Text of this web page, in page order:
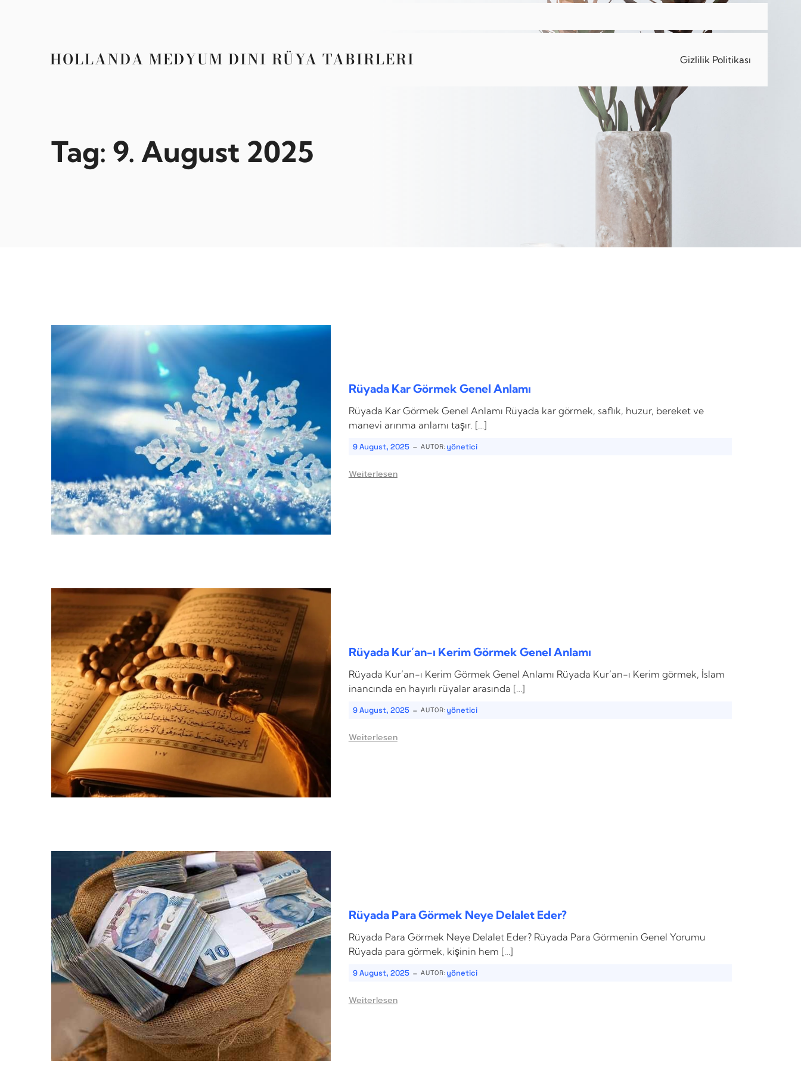
HOLLANDA MEDYUM DINI RÜYA TABIRLERI Gizlilik Politikası
Tag: 9. August 2025
Rüyada Kar Görmek Genel Anlamı
Rüyada Kar Görmek Genel Anlamı Rüyada kar görmek, saflık, huzur, bereket ve
manevi arınma anlamı taşır. […]
9 August, 2025 - AUTOR: yönetici
Weiterlesen
Rüyada Kur’an-ı Kerim Görmek Genel Anlamı
Rüyada Kur’an-ı Kerim Görmek Genel Anlamı Rüyada Kur’an-ı Kerim görmek, İslam
inancında en hayırlı rüyalar arasında […]
9 August, 2025 - AUTOR: yönetici
Weiterlesen
Rüyada Para Görmek Neye Delalet Eder?
Rüyada Para Görmek Neye Delalet Eder? Rüyada Para Görmenin Genel Yorumu
Rüyada para görmek, kişinin hem […]
9 August, 2025 - AUTOR: yönetici
Weiterlesen